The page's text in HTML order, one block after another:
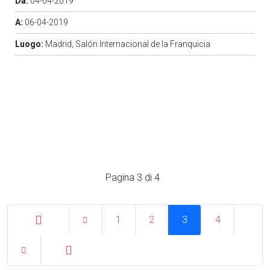
A: 06-04-2019
Luogo: Madrid, Salón Internacional de la Franquicia
Pagina 3 di 4
1 2 3 4